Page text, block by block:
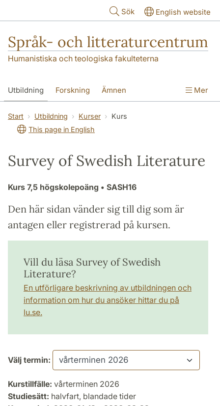
Sök English website
Språk- och litteraturcentrum
Humanistiska och teologiska fakulteterna
Utbildning Forskning Ämnen
SOL-husen Kontakt Institutionen
översättning till svenska
Mer
Start Utbildning Kurser
Kurs
This page in English
Survey of Swedish Literature
Kurs 7,5 högskolepoäng • SASH16
Den här sidan vänder sig till dig som är
antagen eller registrerad på kursen.
Vill du läsa Survey of Swedish
Literature?
En utförligare beskrivning av utbildningen och
information om hur du ansöker hittar du på
lu.se.
Välj termin:
Kurstillfälle: vårterminen 2026
Studiesätt: halvfart, blandade tider